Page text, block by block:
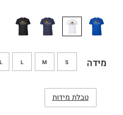
מידה S
M
L
טבלת מידות